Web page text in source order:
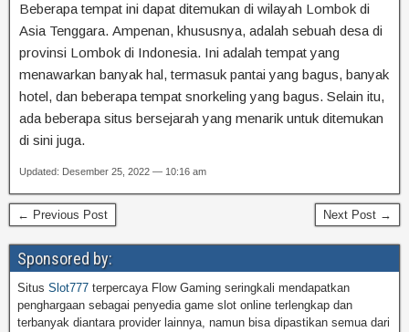
Beberapa tempat ini dapat ditemukan di wilayah Lombok di
Asia Tenggara. Ampenan, khususnya, adalah sebuah desa di
provinsi Lombok di Indonesia. Ini adalah tempat yang
menawarkan banyak hal, termasuk pantai yang bagus, banyak
hotel, dan beberapa tempat snorkeling yang bagus. Selain itu,
ada beberapa situs bersejarah yang menarik untuk ditemukan
di sini juga.
Updated: Desember 25, 2022 — 10:16 am
← Previous Post Next Post →
Sponsored by:
Situs Slot777 terpercaya Flow Gaming seringkali mendapatkan
penghargaan sebagai penyedia game slot online terlengkap dan
terbanyak diantara provider lainnya, namun bisa dipastikan semua dari